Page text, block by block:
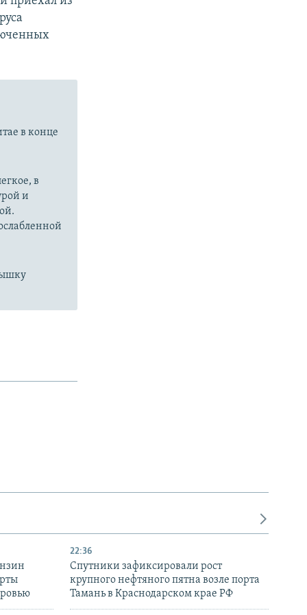
в конце
в
и
22:36
Спутники зафиксировали рост
крупного нефтяного пятна возле порта
Тамань в Краснодарском крае РФ